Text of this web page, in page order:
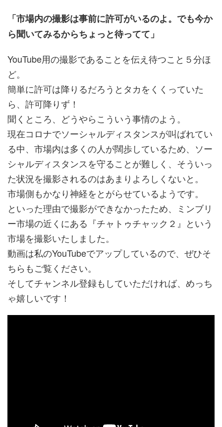
「市場内の撮影は事前に許可がいるのよ。でも今か
ら聞いてみるからちょっと待ってて」
YouTube用の撮影であることを伝え待つこと５分ほ
ど。
簡単に許可は降りるだろうとタカをくくっていた
ら、許可降りず！
聞くところ、どうやらこういう事情のよう。
現在コロナでソーシャルディスタンスが叫ばれてい
る中、市場内は多くの人が闊歩しているため、ソー
シャルディスタンスを守ることが難しく、そういっ
た状況を撮影されるのはあまりよろしくないと。
市場側もかなり神経をとがらせているようです。
といった理由で撮影ができなかったため、ミンブリ
ー市場の近くにある『チャトゥチャック２』という
市場を撮影いたしました。
動画は私のYouTubeでアップしているので、ぜひそ
ちらもご覧ください。
そしてチャンネル登録もしていただければ、めっち
ゃ嬉しいです！